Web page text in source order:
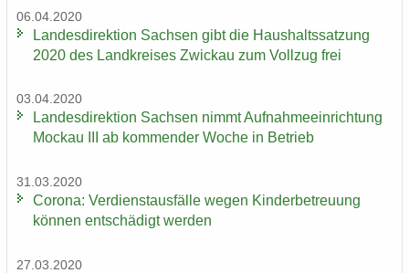
06.04.2020
Lan­des­di­rek­ti­on Sach­sen gibt die Haus­halts­sat­zung
2020 des Land­krei­ses Zwi­ckau zum Voll­zug frei
03.04.2020
Lan­des­di­rek­ti­on Sach­sen nimmt Auf­nah­me­ein­rich­tung
Mo­ckau III ab kom­men­der Woche in Be­trieb
31.03.2020
Co­ro­na: Ver­dienst­aus­fäl­le wegen Kin­der­be­treu­ung
kön­nen ent­schä­digt wer­den
27.03.2020